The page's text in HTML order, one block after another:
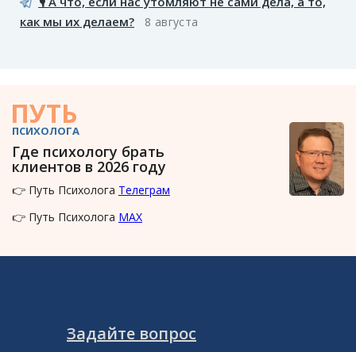
как мы их делаем?
8 августа
ПУТЬ
ПСИХОЛОГА
Где психологу брать
клиентов в 2026 году
👉 Путь Психолога Телеграм
👉 Путь Психолога MAX
Задайте вопрос